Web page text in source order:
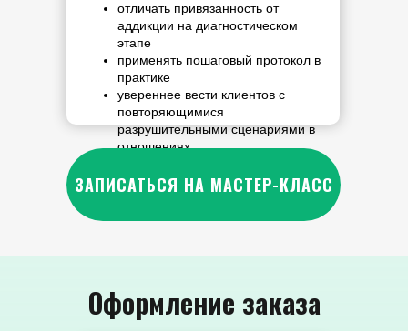
отличать привязанность от
аддикции на диагностическом
этапе
применять пошаговый протокол в
практике
увереннее вести клиентов с
повторяющимися
разрушительными сценариями в
отношениях
ЗАПИСАТЬСЯ НА МАСТЕР-КЛАСС
Оформление заказа